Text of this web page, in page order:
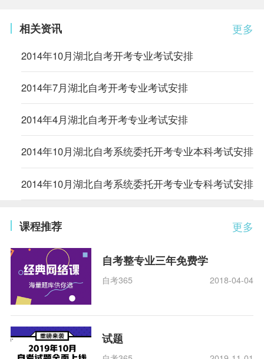
更多
相关资讯
2014年10月湖北自考开考专业考试安排
2014年7月湖北自考开考专业考试安排
2014年4月湖北自考开考专业考试安排
2014年10月湖北自考系统委托开考专业本科考试安排
2014年10月湖北自考系统委托开考专业专科考试安排
更多
课程推荐
自考整专业三年免费学
自考365 2018-04-04
试题